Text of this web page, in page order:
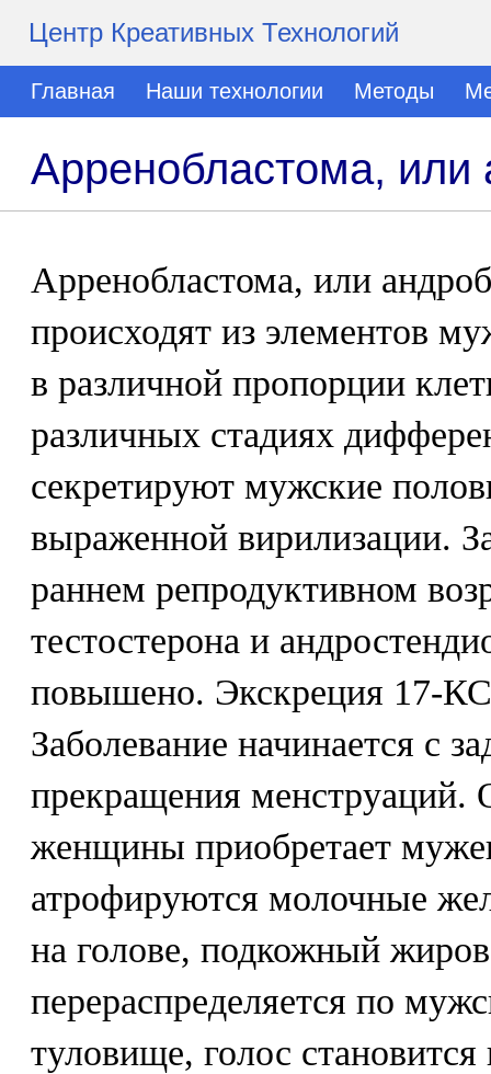
Центр Креативных Технологий
Главная Наши технологии Методы
Арренобластома, или
Арренобластома, или
происходят из элементов
в различной пропорции
различных стадиях
секретируют мужские
выраженной вирилизации.
раннем репродуктивном
тестостерона и
повышено. Экскреция 17-
Заболевание начинается с
прекращения менструаций.
женщины приобретает
атрофируются молочные
на голове, подкожный
перераспределяется по
туловище, голос